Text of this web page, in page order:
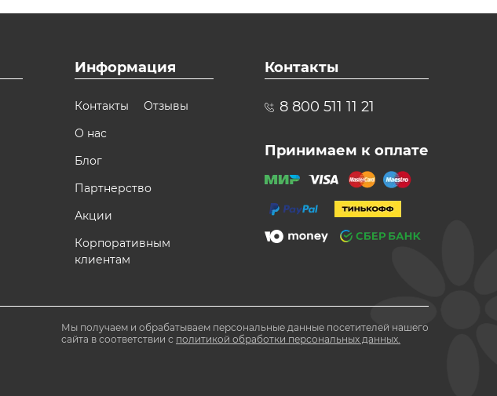
Информация
Контакты
О нас
Блог
Партнерство
Акции
Корпоративным
клиентам
Отзывы
Контакты
8 800 511 11 21
Принимаем к оплате
Мы получаем и обрабатываем персональные данные посетителей нашего
сайта в соответствии с политикой обработки персональных данных.